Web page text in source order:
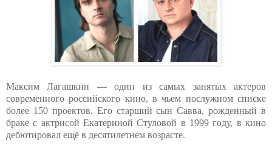
Максим Лагашкин — один из самых занятых актеров
современного российского кино, в чьем послужном списке
более 150 проектов. Его старший сын Савва, рожденный в
браке с актрисой Екатериной Стуловой в 1999 году, в кино
дебютировал ещё в десятилетнем возрасте.